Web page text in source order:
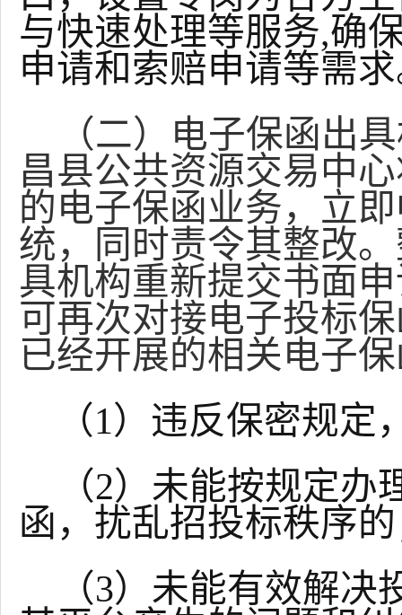
与快速处理等服务,确
申请和索赔申请等需
（二）电子保函出
昌县公共资源交易中
的电子保函业务，立
统，同时责令其整改
具机构重新提交书面
可再次对接电子投标
已经开展的相关电子
（1）违反保密规定
（2）未能按规定办
函，扰乱招投标秩序
（3）未能有效解决